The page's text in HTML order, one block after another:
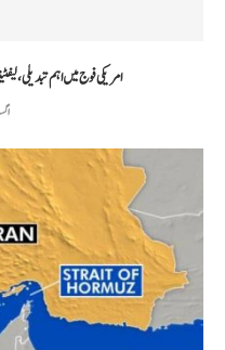
امریکی فوج میں اہم تبدیلی،